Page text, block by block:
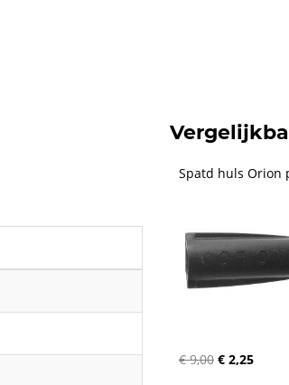
Spatd huls Orion
€ 9,00 € 2,25